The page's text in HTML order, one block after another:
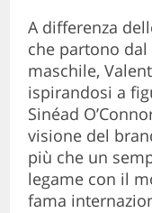
A differenza
che partono
maschile,
ispirandosi a
Sinéad
visione del
più che un
legame con il
fama